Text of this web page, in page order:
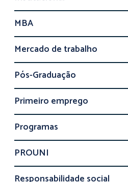
MBA
Mercado de trabalho
Pós-Graduação
Primeiro emprego
Programas
PROUNI